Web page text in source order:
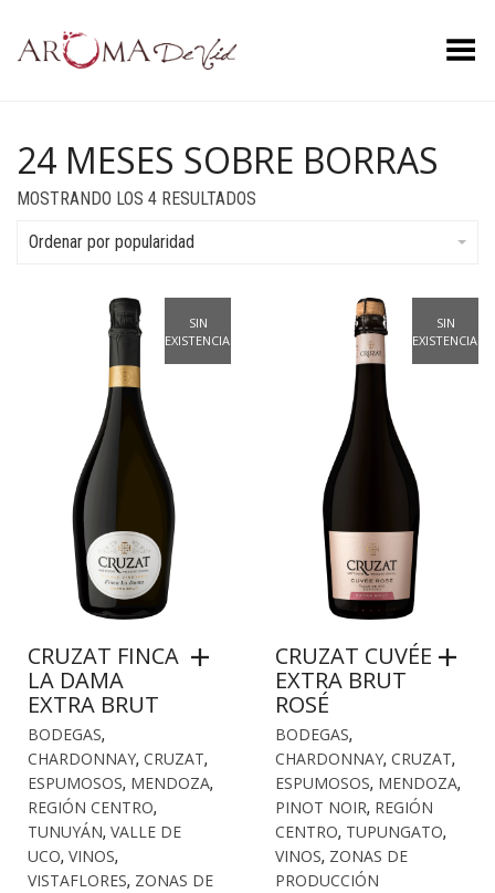
Menú
24 MESES SOBRE BORRAS
MOSTRANDO LOS 4 RESULTADOS
Ordenar por popularidad
SIN
EXISTENCIAS
CRUZAT FINCA
LA DAMA
EXTRA BRUT
BODEGAS,
CHARDONNAY, CRUZAT,
ESPUMOSOS, MENDOZA,
REGIÓN CENTRO,
TUNUYÁN, VALLE DE
UCO, VINOS,
VISTAFLORES, ZONAS DE
SIN
EXISTENCIAS
CRUZAT CUVÉE
EXTRA BRUT
ROSÉ
BODEGAS,
CHARDONNAY, CRUZAT,
ESPUMOSOS, MENDOZA,
PINOT NOIR, REGIÓN
CENTRO, TUPUNGATO,
VINOS, ZONAS DE
PRODUCCIÓN